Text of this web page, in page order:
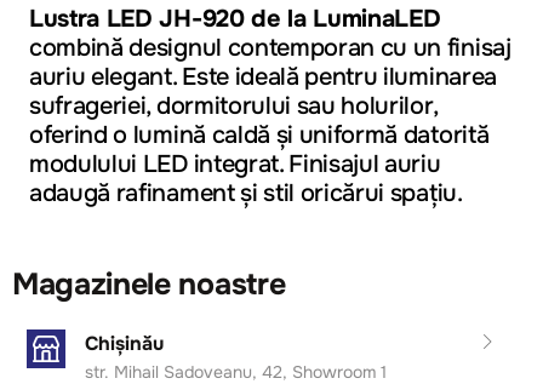
Lustra LED JH-920 de la LuminaLED
combină designul contemporan cu un finisaj
auriu elegant. Este ideală pentru iluminarea
sufrageriei, dormitorului sau holurilor,
oferind o lumină caldă și uniformă datorită
modulului LED integrat. Finisajul auriu
adaugă rafinament și stil oricărui spațiu.
Magazinele noastre
Chișinău
str. Mihail Sadoveanu, 42, Showroom 1